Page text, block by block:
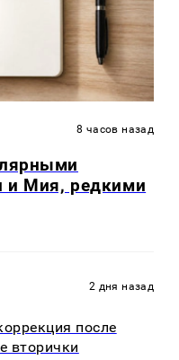
8 часов назад
и Мия, редкими
2 дня назад
после
вторички